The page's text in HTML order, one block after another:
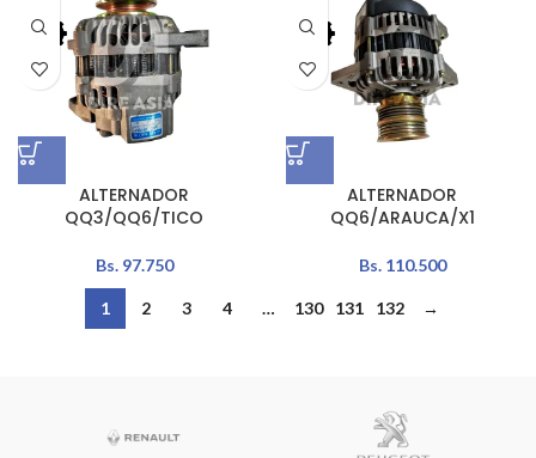
ALTERNADOR
QQ3/QQ6/TICO
Bs.97.750
ALTERNADOR
QQ6/ARAUCA/X1
Bs.110.500
1 2 3 4 … 130 131 132 →